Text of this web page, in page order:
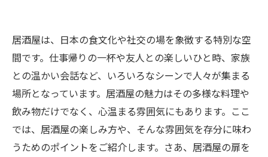
居酒屋は、日本の食文化や社交の場を象徴する特別な空
間です。仕事帰りの一杯や友人との楽しいひと時、家族
との温かい会話など、いろいろなシーンで人々が集まる
場所となっています。居酒屋の魅力はその多様な料理や
飲み物だけでなく、心温まる雰囲気にもあります。ここ
では、居酒屋の楽しみ方や、そんな雰囲気を存分に味わ
うためのポイントをご紹介します。さあ、居酒屋の扉を